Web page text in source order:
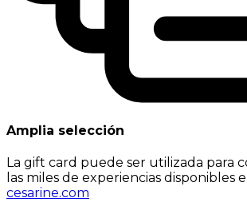
Amplia selección
La gift card puede ser utilizada para
las miles de experiencias disponibles
cesarine.com